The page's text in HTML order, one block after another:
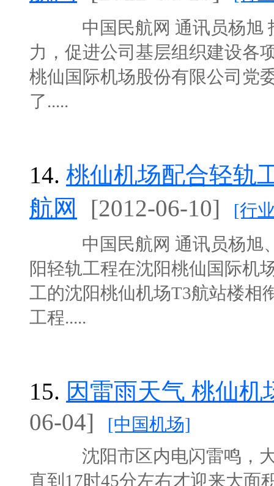
中国民航网 通讯员杨旭 报
力，促进公司基层组织建设各
桃仙国际机场股份有限公司党
了.....
14. 桃仙机场配合轻轨
航网
[2012-06-10]
[行
中国民航网 通讯员杨旭、
阳轻轨工程在沈阳桃仙国际机
工的沈阳桃仙机场T3航站楼相
工程.....
15. 因雷雨天气 桃仙
06-04]
[中国机场]
沈阳市区内电闪雷鸣，大
直到17时45分左右才迎来大面